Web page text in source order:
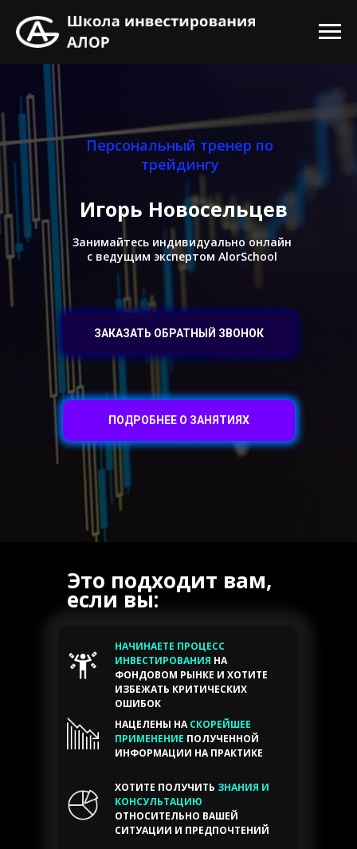
Игорь Новосельцев
Занимайтесь индивидуально онлайн
с ведущим экспертом AlorSchool
ПОДРОБНЕЕ О ЗАНЯТИЯХ
Персональный тренер по
трейдингу
ЗАКАЗАТЬ ОБРАТНЫЙ ЗВОНОК
Это подходит вам,
если вы:
НАЧИНАЕТЕ ПРОЦЕСС
ИНВЕСТИРОВАНИЯ НА
ФОНДОВОМ РЫНКЕ И ХОТИТЕ
ИЗБЕЖАТЬ КРИТИЧЕСКИХ
ОШИБОК
НАЦЕЛЕНЫ НАСКОРЕЙШЕЕ
ПРИМЕНЕНИЕ ПОЛУЧЕННОЙ
ИНФОРМАЦИИ НА ПРАКТИКЕ
ХОТИТЕ ПОЛУЧИТЬ ЗНАНИЯ И
КОНСУЛЬТАЦИЮ
ОТНОСИТЕЛЬНО ВАШЕЙ
СИТУАЦИИ И ПРЕДПОЧТЕНИЙ